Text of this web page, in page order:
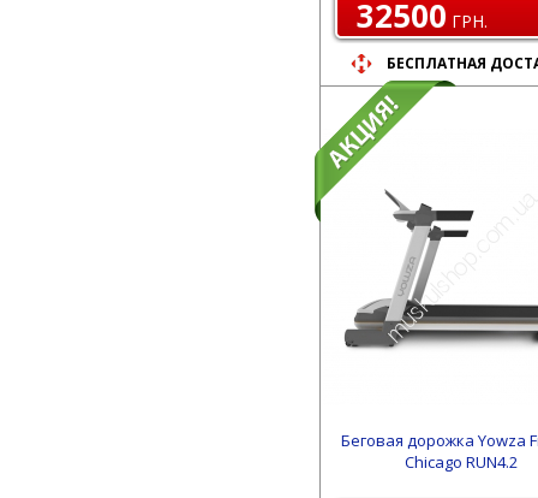
32500 ГРН.
БЕСПЛАТНАЯ
Беговая дорожка Yowza
Chicago RUN4.2